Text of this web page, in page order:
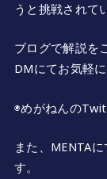
うと挑戦されて
ブログで解説を
DMにてお気軽
◉めがねんの
また、MENTA
す。